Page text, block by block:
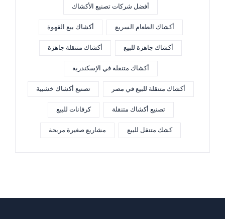
أفضل شركات تصنيع الأكشاك
أكشاك الطعام السريع أكشاك بيع القهوة
أكشاك جاهزة للبيع أكشاك متنقلة جاهزة
أكشاك متنقلة في الإسكندرية
أكشاك متنقلة للبيع في مصر تصنيع أكشاك خشبية
تصنيع أكشاك متنقلة كرفانات للبيع
كشك متنقل للبيع مشاريع صغيرة مربحة